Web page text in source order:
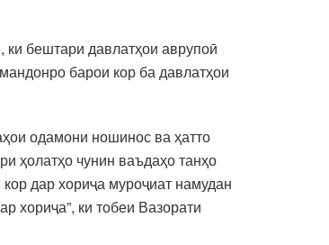
бештари давлатҳои аврупоӣ
барои кор ба давлатҳои
одамони ношинос ва ҳатто
ҳолатҳо чунин ваъдаҳо танҳо
дар хориҷа муроҷиат намудан
хориҷа”, ки тобеи Вазорати